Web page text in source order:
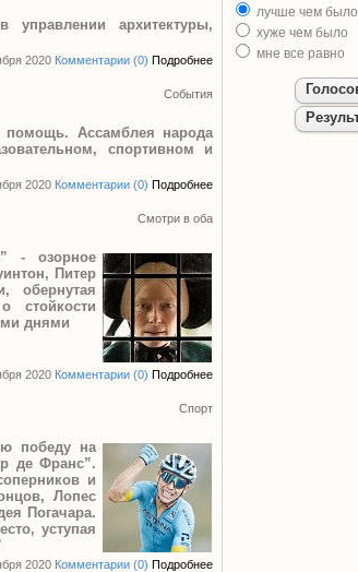
архитектуры,
2020 Комментарии (0) Подробнее
События
помощь. Ассамблея народа
спортивном и
2020 Комментарии (0) Подробнее
Смотри в оба
- озорное
Питер
обернутая
стойкости
днями
2020 Комментарии (0) Подробнее
Спорт
победу на
де Франс”.
и
Лопес
Погачара.
уступая
2020 Комментарии (0) Подробнее
лучше чем было
хуже чем было
мне все равно